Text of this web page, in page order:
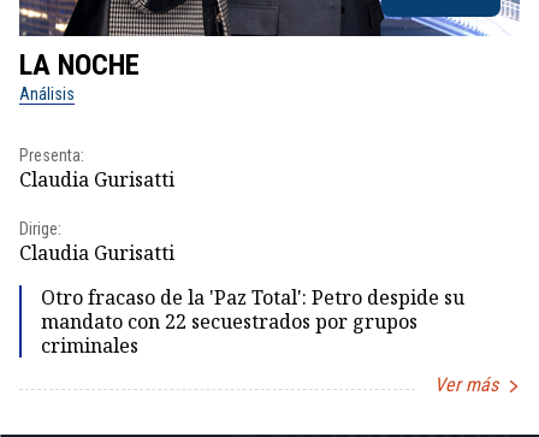
LA NOCHE
Análisis
Presenta:
Claudia Gurisatti
Dirige:
Claudia Gurisatti
Otro fracaso de la 'Paz Total': Petro despide su
mandato con 22 secuestrados por grupos
criminales
Ver más
1